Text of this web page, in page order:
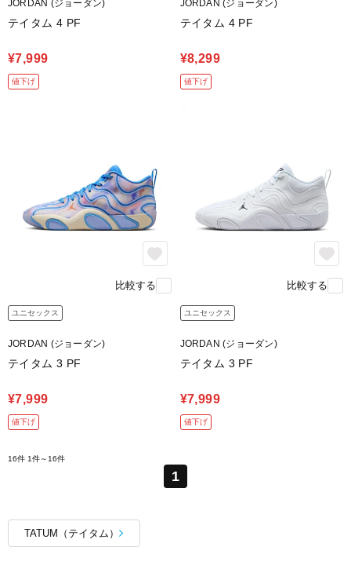
JORDAN (ジョーダン)
テイタム 4 PF
¥7,999
値下げ
JORDAN (ジョーダン)
テイタム 4 PF
¥8,299
値下げ
比較する
ユニセックス
JORDAN (ジョーダン)
テイタム 3 PF
¥7,999
値下げ
比較する
ユニセックス
JORDAN (ジョーダン)
テイタム 3 PF
¥7,999
値下げ
16件 1件～16件
1
TATUM（テイタム）